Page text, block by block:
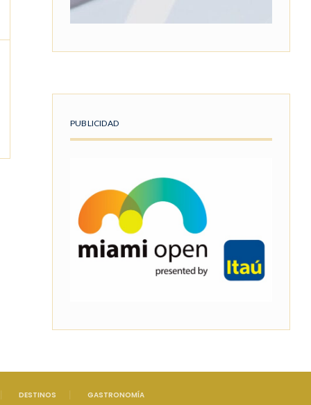
PUBLICIDAD
DESTINOS GASTRONOMÍA